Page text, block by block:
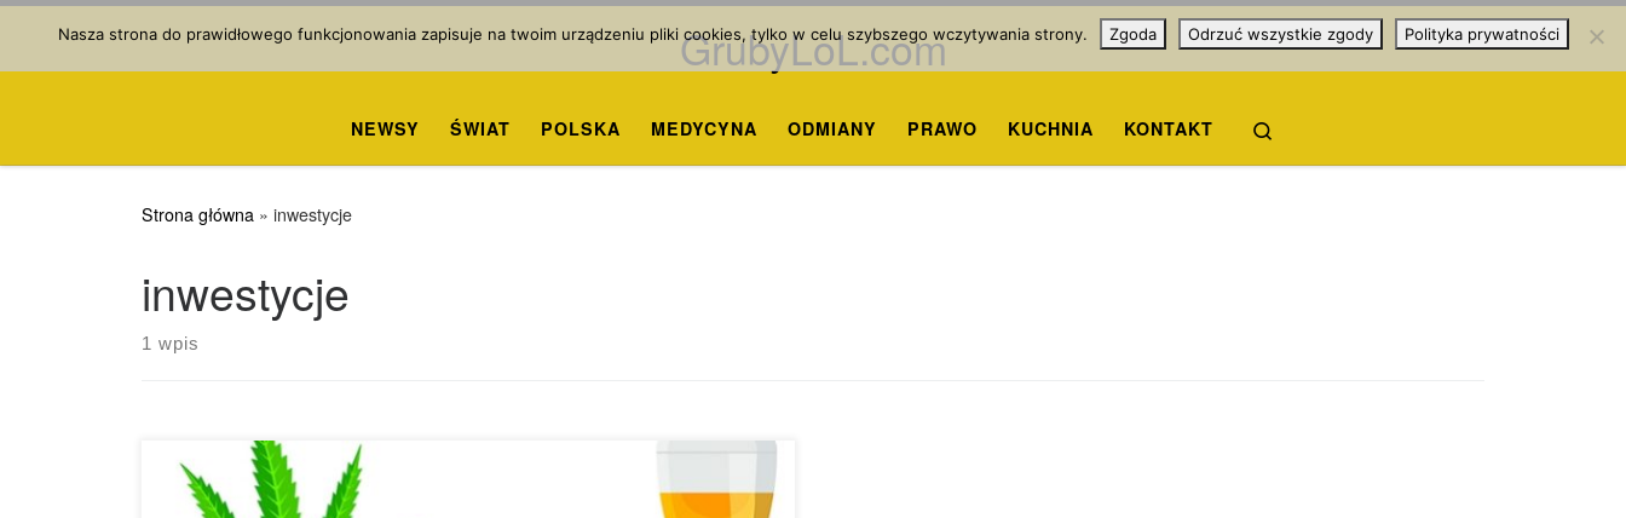
Przejdź do treści GrubyLoL.com
NEWSY ŚWIAT POLSKA MEDYCYNA ODMIANY PRAWO KUCHNIA KONTAKT
Strona główna » inwestycje
inwestycje
1 wpis
Nasza strona do prawidłowego funkcjonowania zapisuje na twoim urządzeniu pliki cookies, tylko w celu szybszego wczytywania strony. Zgoda Odrzuć wszystkie zgody Polityka prywatności